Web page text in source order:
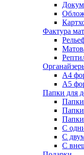
Фактура
А4
А5
Папки для
Папки
С
С
С